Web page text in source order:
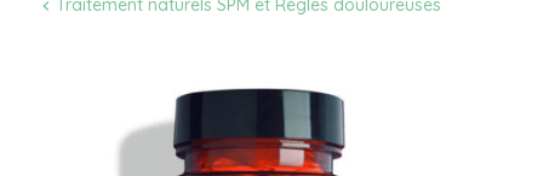
Traitement naturels SPM et Règles douloureuses